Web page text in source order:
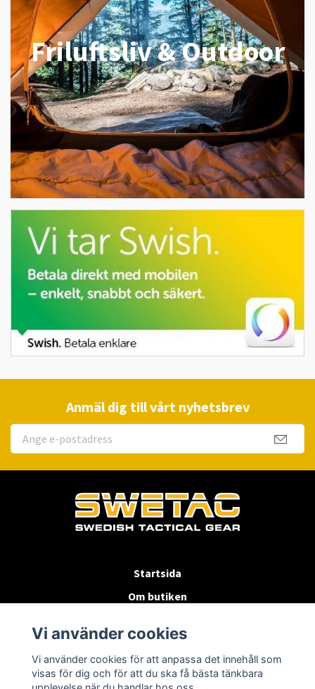
Friluftsliv & Outdoor
Anmäl dig till vårt nyhetsbrev
Startsida
Om butiken
Byten & Returer
Kontakta oss
Vi använder cookies
Vi använder cookies för att anpassa det innehåll som
visas för dig och för att du ska få bästa tänkbara